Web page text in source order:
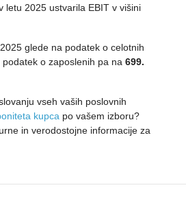
letu 2025 ustvarila EBIT v višini
glede na podatek o celotnih
o zaposlenih pa na 699.
vseh vaših poslovnih
kupca po vašem izboru?
in verodostojne informacije za